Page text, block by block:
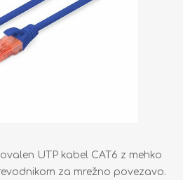
UTP kabel CAT6 z mehko
za mrežno povezavo.